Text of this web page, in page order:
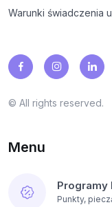
Warunki świadczenia
© All rights reserved.
Menu
Programy
Punkty,